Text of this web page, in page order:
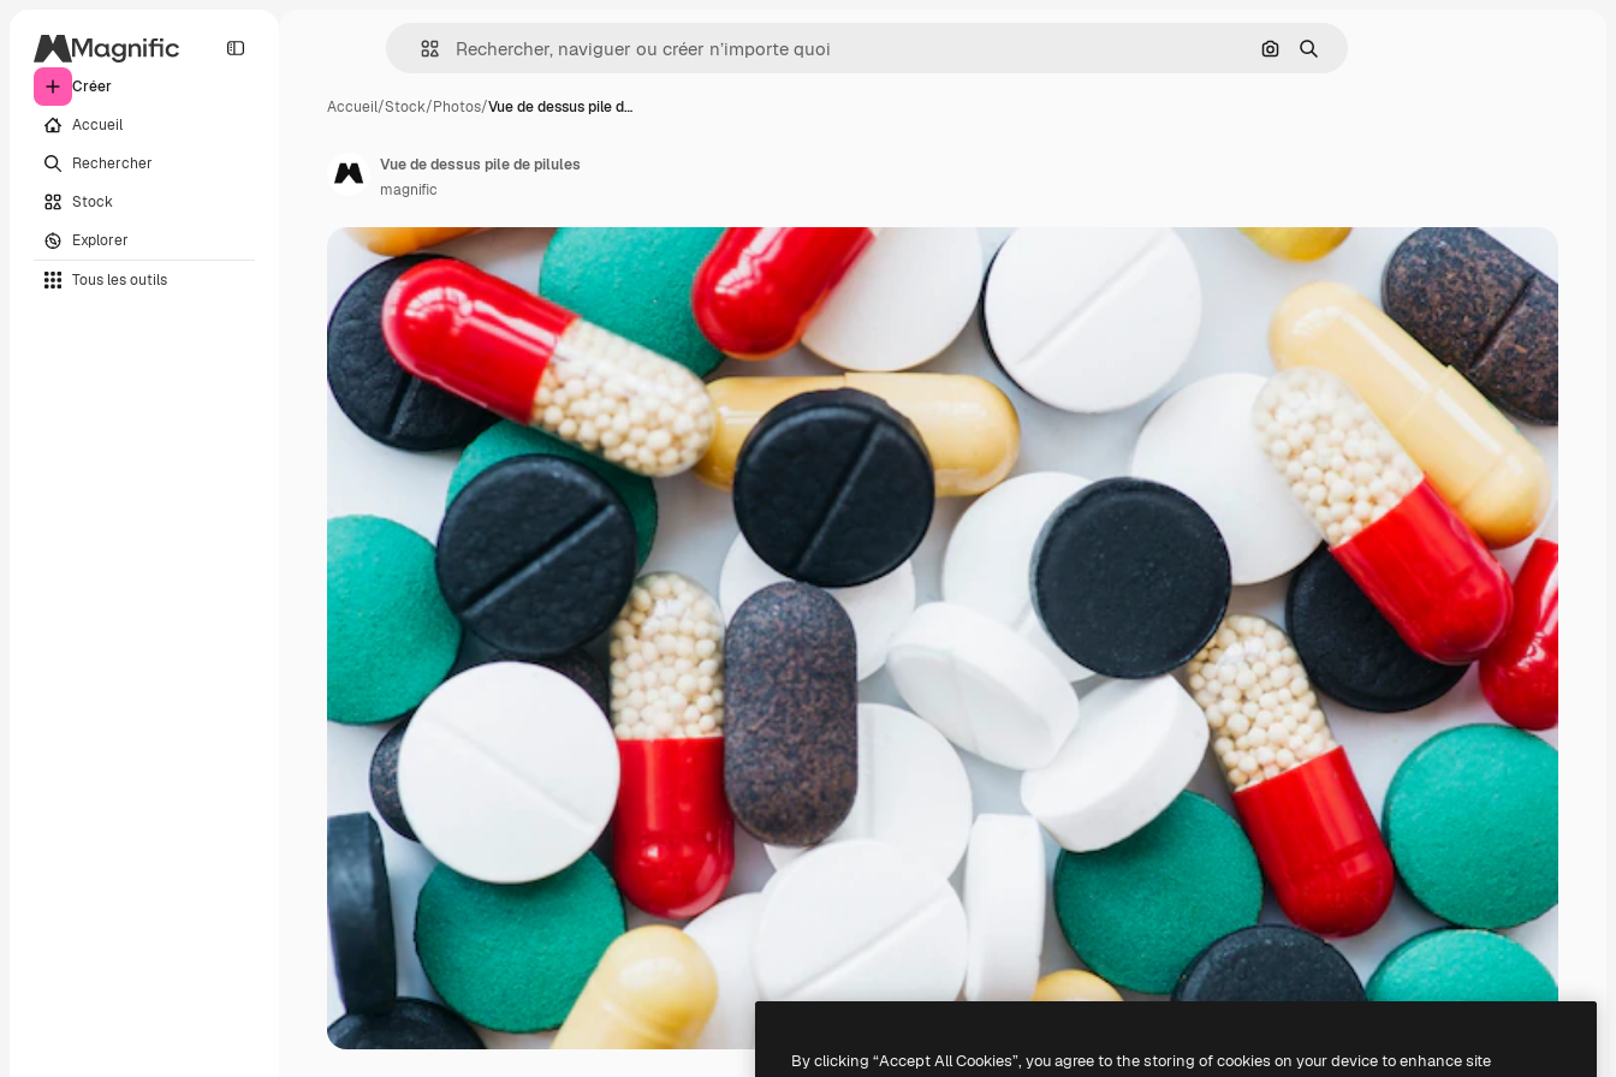
Créer
Accueil
Rechercher
Stock
Explorer
Tous les outils
Rechercher par image
Rechercher
Accueil/Stock/Photos/Vue de dessus pile d…
Vue de dessus pile de pilules
magnific
By clicking “Accept All Cookies”, you agree to the storing of cookies on your device to enhance site